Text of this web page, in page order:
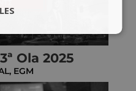
Ola 2025
, EGM